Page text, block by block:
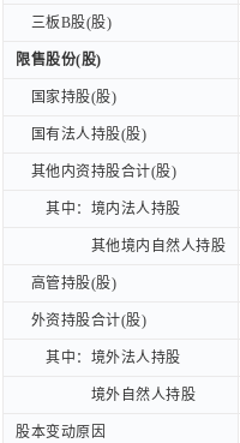
三板B股(股)
限售股份(股)
国家持股(股)
国有法人持股(股)
其他内资持股合计(股)
其中：境内法人持股
其他境内自然人持股
高管持股(股)
外资持股合计(股)
其中：境外法人持股
境外自然人持股
股本变动原因
三板B股(股)
限售股份(股)
国家持股(股)
国有法人持股(股)
其他内资持股合计(股)
其中：境内法人持股
其他境内自然人持股
高管持股(股)
外资持股合计(股)
其中：境外法人持股
境外自然人持股
股本变动原因